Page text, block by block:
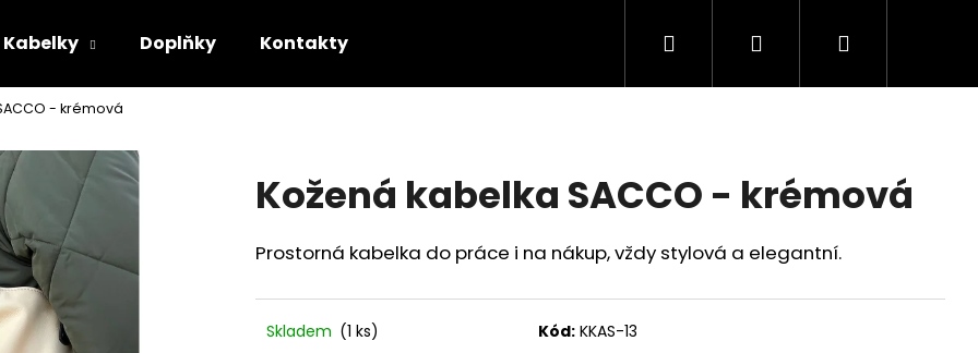
Kabelky Doplňky Kontakty Hledat PřihlášeníNákupní
- krémová
Kožená kabelka SACCO - krémová
Prostorná kabelka do práce i na nákup, vždy stylová a elegantní.
Skladem (1 ks) Kód: KKAS-13
Co potřebujete najít?
HLEDAT